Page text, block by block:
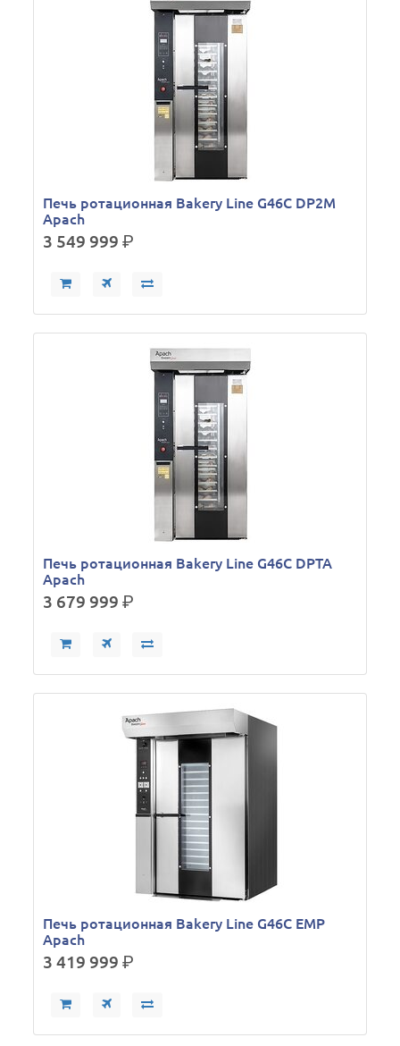
Печь ротационная Bakery Line G46C DP2M
Apach
3 549 999р.
Печь ротационная Bakery Line G46C DPTA
Apach
3 679 999р.
Печь ротационная Bakery Line G46C EMP
Apach
3 419 999р.